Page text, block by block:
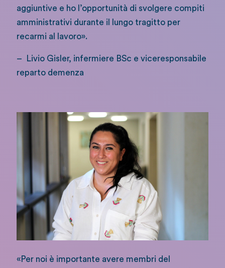
aggiuntive e ho l’opportunità di svolgere compiti
amministrativi durante il lungo tragitto per
recarmi al lavoro».
– Livio Gisler, infermiere BSc e viceresponsabile
reparto demenza
«Per noi è importante avere membri del